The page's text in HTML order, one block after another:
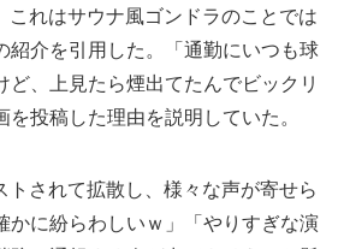
れはサウナ風ゴンドラのことでは
紹介を引用した。「通勤にいつも球
ど、上見たら煙出てたんでビックリ
投稿した理由を説明していた。
されて拡散し、様々な声が寄せら
かに紛らわしいｗ」「やりすぎな演